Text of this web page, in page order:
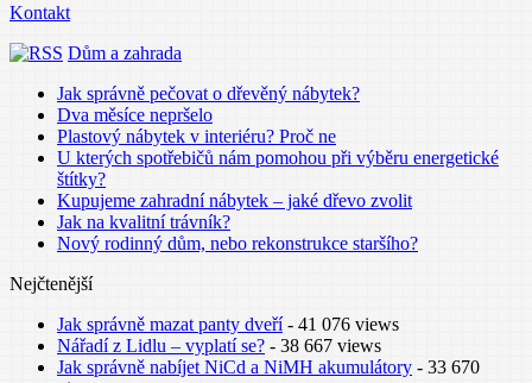
Kontakt
Dům a zahrada
Jak správně pečovat o dřevěný nábytek?
Dva měsíce nepršelo
Plastový nábytek v interiéru? Proč ne
U kterých spotřebičů nám pomohou při výběru energetické
štítky?
Kupujeme zahradní nábytek – jaké dřevo zvolit
Jak na kvalitní trávník?
Nový rodinný dům, nebo rekonstrukce staršího?
Nejčtenější
Jak správně mazat panty dveří- 41 076 views
Nářadí z Lidlu – vyplatí se? - 38 667 views
Jak správně nabíjet NiCd a NiMH akumulátory - 33 670